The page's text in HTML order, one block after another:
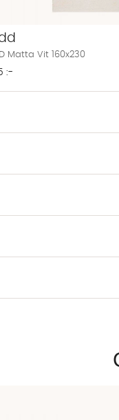
Matta Vit 160x230
:-
TEXTILRENGÖRING 500ml